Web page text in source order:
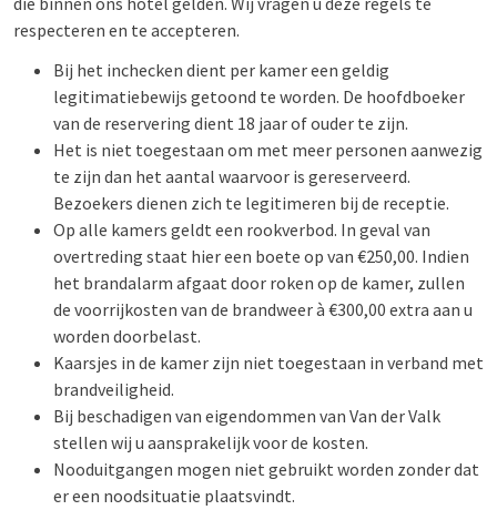
respecteren en te accepteren.
Bij het inchecken dient per kamer een geldig
legitimatiebewijs getoond te worden. De hoofdboeker
van de reservering dient 18 jaar of ouder te zijn.
Het is niet toegestaan om met meer personen aanwezig
te zijn dan het aantal waarvoor is gereserveerd.
Bezoekers dienen zich te legitimeren bij de receptie.
Op alle kamers geldt een rookverbod. In geval van
overtreding staat hier een boete op van €250,00. Indien
het brandalarm afgaat door roken op de kamer, zullen
de voorrijkosten van de brandweer à €300,00 extra aan u
worden doorbelast.
Kaarsjes in de kamer zijn niet toegestaan in verband met
brandveiligheid.
Bij beschadigen van eigendommen van Van der Valk
stellen wij u aansprakelijk voor de kosten.
Nooduitgangen mogen niet gebruikt worden zonder dat
er een noodsituatie plaatsvindt.